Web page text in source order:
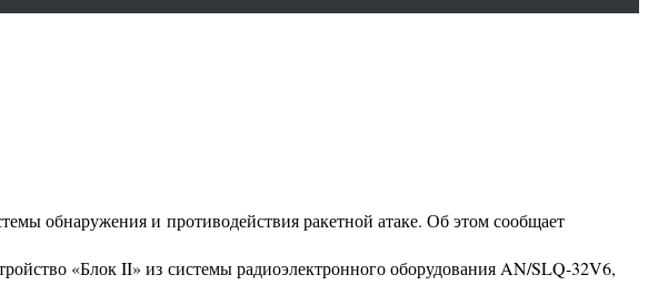
обнаружения и противодействия ракетной атаке. Об этом сообщает
«Блок II» из системы радиоэлектронного оборудования AN/SLQ-32V6,